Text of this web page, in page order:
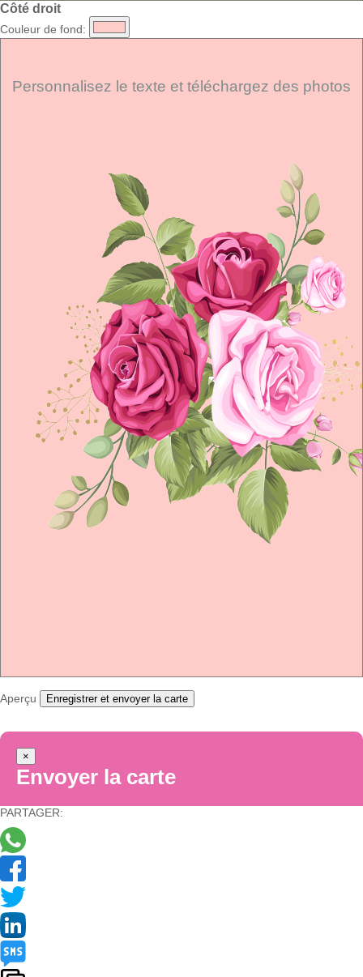
Côté droit
Couleur de fond:
Personnalisez le texte et téléchargez des photos
Aperçu Enregistrer et envoyer la carte
×
Envoyer la carte
PARTAGER: